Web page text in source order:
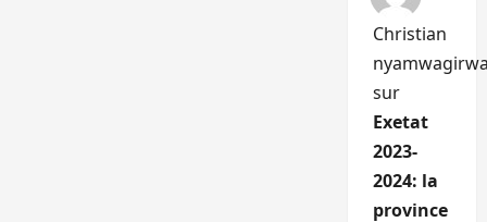
Christian
sur
Exetat
2023-
2024: la
province